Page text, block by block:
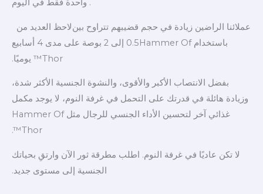
واحدة فقط في اليوم .
لاحظ العديد منعملائنا الراضين زيادة في حجم قضيبهم تتراوح بين
0.5 إلى 2 بوصة على مدى 4 أسابيعباستخدام Hammer Of
Thor™ يوميًا.
بفضل الانتصاب الأكبر والأقوى، والنشوة الجنسية الأكثر شدة،
وزيادة هائلة في قدرتك على التحمل في غرفة النوم، لا يوجد مكمل
غذائي آخر لتحسين الأداء الجنسي للرجال مثل Hammer Of
Thor™.
لا تكن عاديًا في غرفة النوم. اطلب مطرقة ثور الآن وارتقِ بحياتك
الجنسية إلى مستوى جديد.